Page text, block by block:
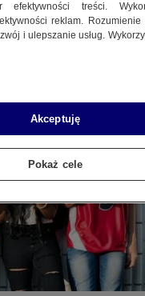
efektywności treści.
reklam.
i ulepszanie usług.
Akceptuję
Pokaż cele